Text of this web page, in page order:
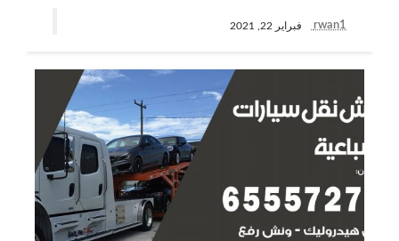
rwan1 فبراير 22, 2021